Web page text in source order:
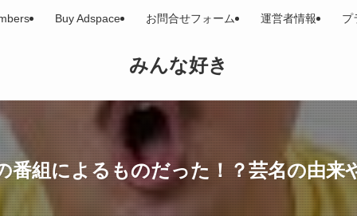
みんな好き
Buy Adspace お問合せフォーム 運営者情報 プ
番組によるものだった！？芸名の由来